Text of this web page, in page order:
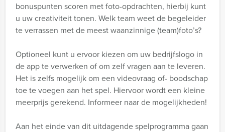
bonuspunten scoren met foto-opdrachten, hierbij kunt
u uw creativiteit tonen. Welk team weet de begeleider
te verrassen met de meest waanzinnige (team)foto’s?
Optioneel kunt u ervoor kiezen om uw bedrijfslogo in
de app te verwerken of om zelf vragen aan te leveren.
Het is zelfs mogelijk om een videovraag of- boodschap
toe te voegen aan het spel. Hiervoor wordt een kleine
meerprijs gerekend. Informeer naar de mogelijkheden!
Aan het einde van dit uitdagende spelprogramma gaan